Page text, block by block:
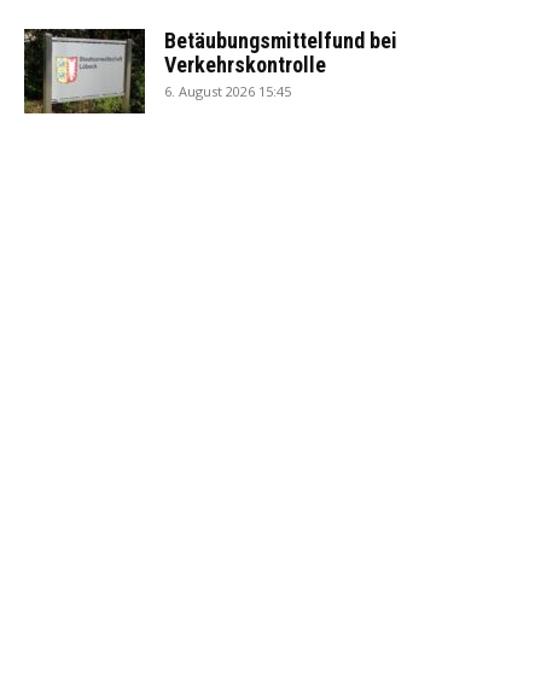
Betäubungsmittelfund bei
Verkehrskontrolle
6. August 2026 15:45